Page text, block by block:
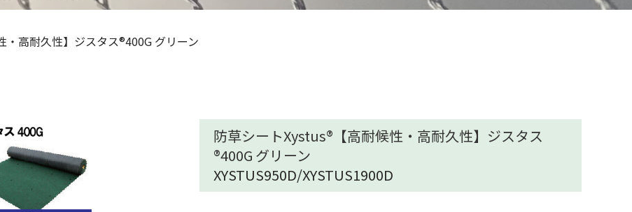
高耐久性】ジスタス®400G グリーン
防草シートXystus®【高耐候性・高耐久性】ジスタス
®400G グリーン
XYSTUS950D/XYSTUS1900D